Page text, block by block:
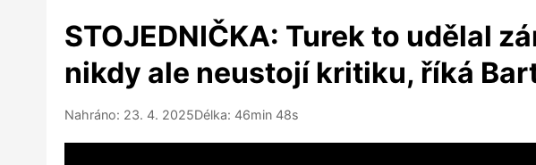
STOJEDNIČKA: Turek to udělal
nikdy ale neustojí kritiku, říká
Nahráno: 23. 4. 2025Délka: 46min 48s